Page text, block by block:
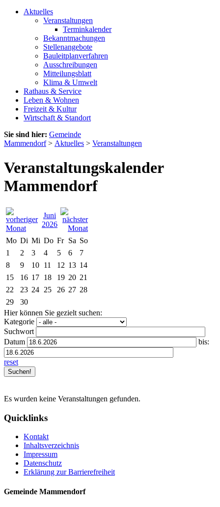
Aktuelles
Veranstaltungen
Terminkalender
Bekanntmachungen
Stellenangebote
Bauleitplanverfahren
Ausschreibungen
Mitteilungsblatt
Klima & Umwelt
Rathaus & Service
Leben & Wohnen
Freizeit & Kultur
Wirtschaft & Standort
Sie sind hier: Gemeinde
Mammendorf> Aktuelles > Veranstaltungen
Veranstaltungskalender
Mammendorf
Juni
2026
Mo Di Mi Do Fr Sa So
1
2 3 4 5 6
7
8
9 10 11 12 13 14
15
16 17 18 19 20 21
22
23 24 25 26 27 28
29
30
Hier können Sie gezielt suchen:
Kategorie
Suchwort
Datum
bis:
reset
Es wurden keine Veranstaltungen gefunden.
Quicklinks
Kontakt
Inhaltsverzeichnis
Impressum
Datenschutz
Erklärung zur Barrierefreiheit
Gemeinde Mammendorf